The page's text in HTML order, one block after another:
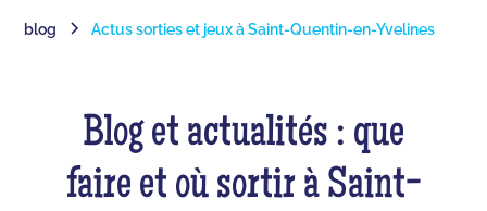
blog Actus sorties et jeux à Saint-Quentin-en-Yvelines
Blog et actualités : que
faire et où sortir à Saint-